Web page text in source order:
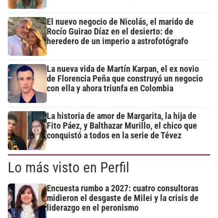
El nuevo negocio de Nicolás, el marido de
Rocío Guirao Díaz en el desierto: de
heredero de un imperio a astrofotógrafo
La nueva vida de Martín Karpan, el ex novio
de Florencia Peña que construyó un negocio
con ella y ahora triunfa en Colombia
La historia de amor de Margarita, la hija de
Fito Páez, y Balthazar Murillo, el chico que
conquistó a todos en la serie de Tévez
Lo más visto en Perfil
Encuesta rumbo a 2027: cuatro consultoras
midieron el desgaste de Milei y la crisis de
liderazgo en el peronismo